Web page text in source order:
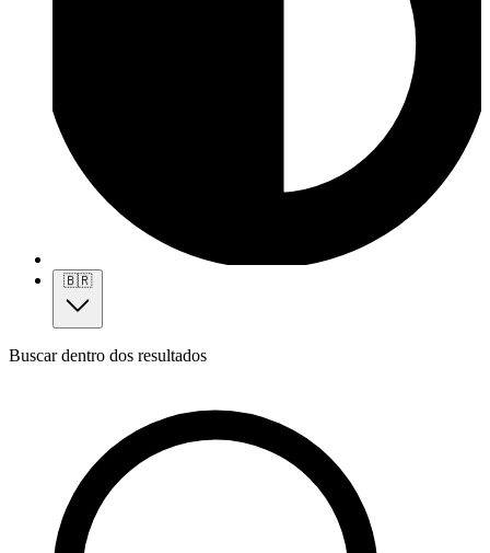
🇧🇷
Buscar dentro dos resultados